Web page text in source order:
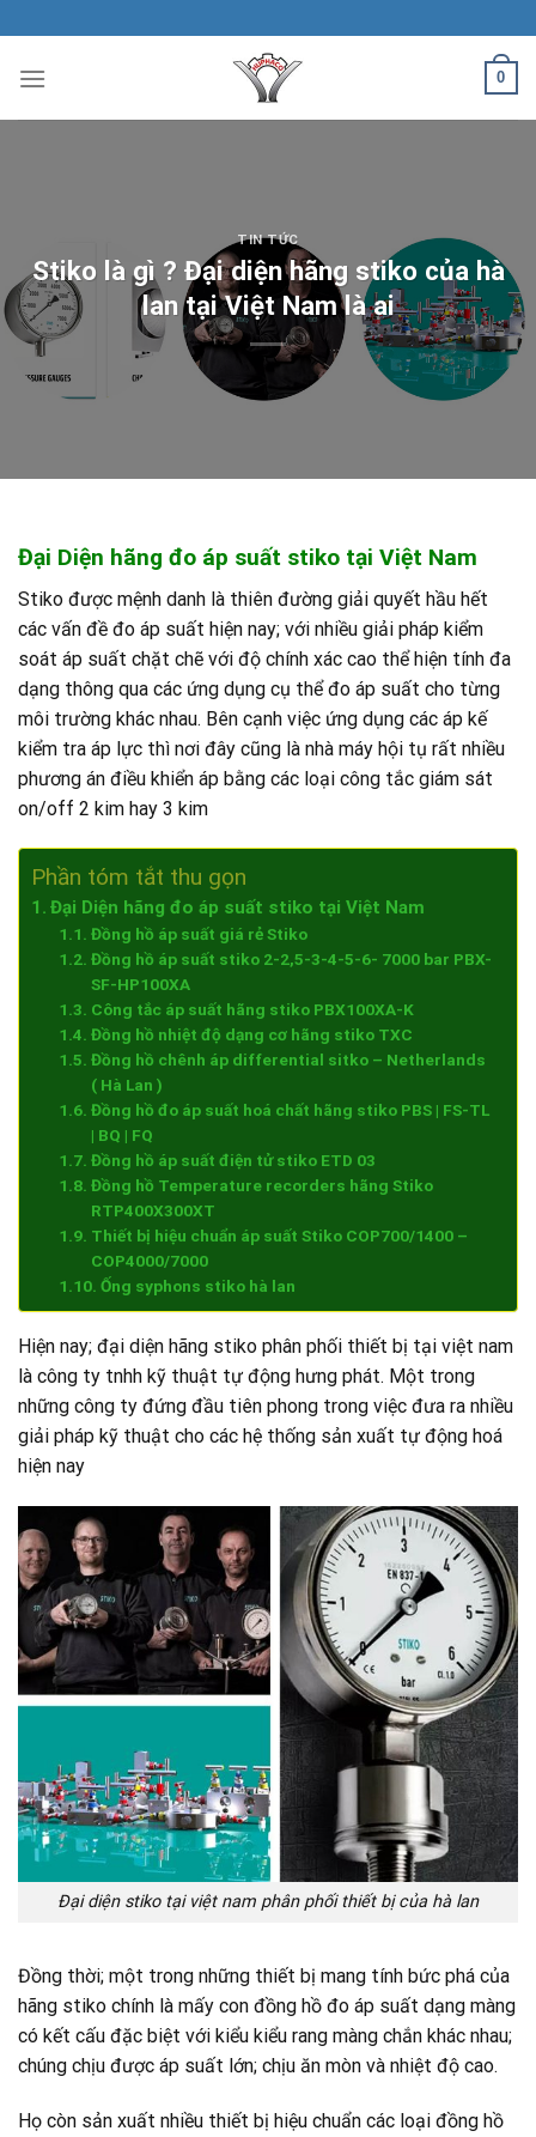
to
content
0
TIN TỨC
Stiko là gì ? Đại diện hãng stiko của hà
lan tại Việt Nam là ai
Đại Diện hãng đo áp suất stiko tại Việt Nam
Stiko được mệnh danh là thiên đường giải quyết hầu hết
các vấn đề đo áp suất hiện nay; với nhiều giải pháp kiểm
soát áp suất chặt chẽ với độ chính xác cao thể hiện tính đa
dạng thông qua các ứng dụng cụ thể đo áp suất cho từng
môi trường khác nhau. Bên cạnh việc ứng dụng các áp kế
kiểm tra áp lực thì nơi đây cũng là nhà máy hội tụ rất nhiều
phương án điều khiển áp bằng các loại công tắc giám sát
on/off 2 kim hay 3 kim
Phần tóm tắt thu gọn
Đại Diện hãng đo áp suất stiko tại Việt Nam
Đồng hồ áp suất giá rẻ Stiko
Đồng hồ áp suất stiko 2-2,5-3-4-5-6- 7000 bar PBX-
SF-HP100XA
Công tắc áp suất hãng stiko PBX100XA-K
Đồng hồ nhiệt độ dạng cơ hãng stiko TXC
Đồng hồ chênh áp differential sitko – Netherlands
( Hà Lan )
Đồng hồ đo áp suất hoá chất hãng stiko PBS | FS-TL
| BQ | FQ
Đồng hồ áp suất điện tử stiko ETD 03
Đồng hồ Temperature recorders hãng Stiko
RTP400X300XT
Thiết bị hiệu chuẩn áp suất Stiko COP700/1400 –
COP4000/7000
Ống syphons stiko hà lan
Hiện nay; đại diện hãng stiko phân phối thiết bị tại việt nam
là công ty tnhh kỹ thuật tự động hưng phát. Một trong
những công ty đứng đầu tiên phong trong việc đưa ra nhiều
giải pháp kỹ thuật cho các hệ thống sản xuất tự động hoá
hiện nay
Đại diện stiko tại việt nam phân phối thiết bị của hà lan
Đồng thời; một trong những thiết bị mang tính bức phá của
hãng stiko chính là mấy con đồng hồ đo áp suất dạng màng
có kết cấu đặc biệt với kiểu kiểu rang màng chắn khác nhau;
chúng chịu được áp suất lớn; chịu ăn mòn và nhiệt độ cao.
Họ còn sản xuất nhiều thiết bị hiệu chuẩn các loại đồng hồ